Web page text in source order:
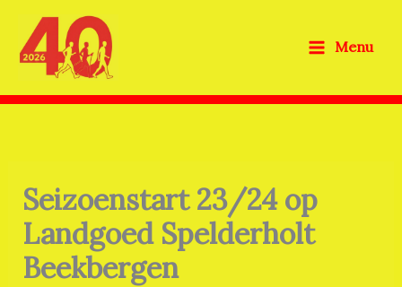
naar
Menu
Seizoenstart 23/24 op
Landgoed Spelderholt
Beekbergen